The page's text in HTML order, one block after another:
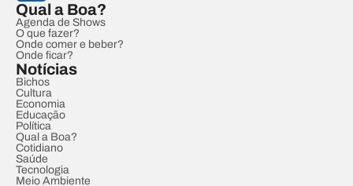
Qual a Boa?
Agenda de Shows
O que fazer?
Onde comer e beber?
Onde ficar?
Notícias
Bichos
Cultura
Economia
Educação
Política
Qual a Boa?
Cotidiano
Saúde
Tecnologia
Meio Ambiente